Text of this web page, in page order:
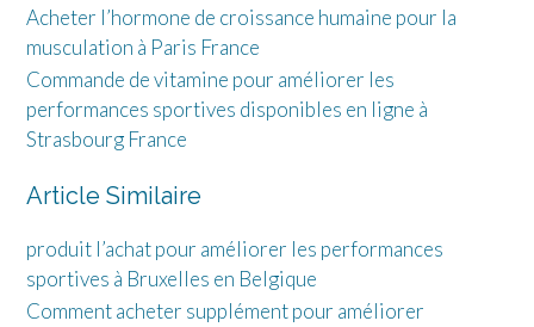
Acheter l’hormone de croissance humaine pour la
musculation à Paris France
Commande de vitamine pour améliorer les
performances sportives disponibles en ligne à
Strasbourg France
Article Similaire
produit l’achat pour améliorer les performances
sportives à Bruxelles en Belgique
Comment acheter supplément pour améliorer